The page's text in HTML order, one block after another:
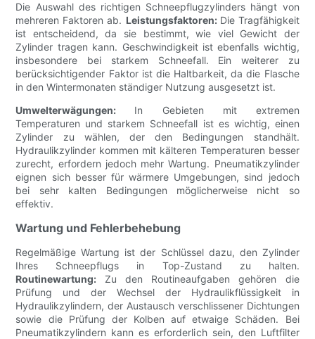
Die Auswahl des richtigen Schneepflugzylinders hängt von
mehreren Faktoren ab. Leistungsfaktoren: Die Tragfähigkeit
ist entscheidend, da sie bestimmt, wie viel Gewicht der
Zylinder tragen kann. Geschwindigkeit ist ebenfalls wichtig,
insbesondere bei starkem Schneefall. Ein weiterer zu
berücksichtigender Faktor ist die Haltbarkeit, da die Flasche
in den Wintermonaten ständiger Nutzung ausgesetzt ist.
Umwelterwägungen: In Gebieten mit extremen
Temperaturen und starkem Schneefall ist es wichtig, einen
Zylinder zu wählen, der den Bedingungen standhält.
Hydraulikzylinder kommen mit kälteren Temperaturen besser
zurecht, erfordern jedoch mehr Wartung. Pneumatikzylinder
eignen sich besser für wärmere Umgebungen, sind jedoch
bei sehr kalten Bedingungen möglicherweise nicht so
effektiv.
Wartung und Fehlerbehebung
Regelmäßige Wartung ist der Schlüssel dazu, den Zylinder
Ihres Schneepflugs in Top-Zustand zu halten.
Routinewartung: Zu den Routineaufgaben gehören die
Prüfung und der Wechsel der Hydraulikflüssigkeit in
Hydraulikzylindern, der Austausch verschlissener Dichtungen
sowie die Prüfung der Kolben auf etwaige Schäden. Bei
Pneumatikzylindern kann es erforderlich sein, den Luftfilter